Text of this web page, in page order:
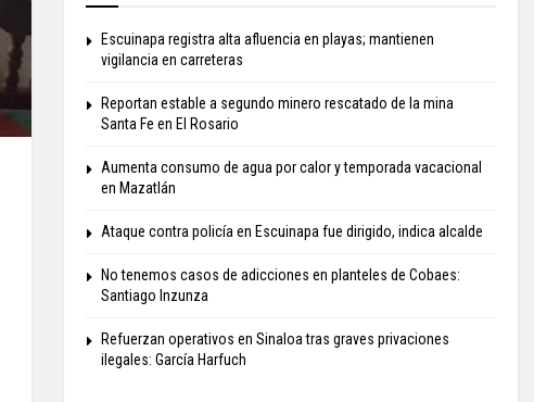
Escuinapa registra alta afluencia en playas; mantienen
vigilancia en carreteras
Reportan estable a segundo minero rescatado de la mina
Santa Fe en El Rosario
Aumenta consumo de agua por calor y temporada vacacional
en Mazatlán
Ataque contra policía en Escuinapa fue dirigido, indica alcalde
No tenemos casos de adicciones en planteles de Cobaes:
Santiago Inzunza
Refuerzan operativos en Sinaloa tras graves privaciones
ilegales: García Harfuch